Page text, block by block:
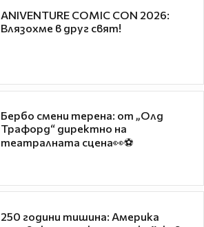
ANIVENTURE COMIC CON 2026:
Влязохме в друг свят!
Бербо смени терена: от „Олд
Трафорд“ директно на
театралната сцена👀⚽
250 години тишина: Америка